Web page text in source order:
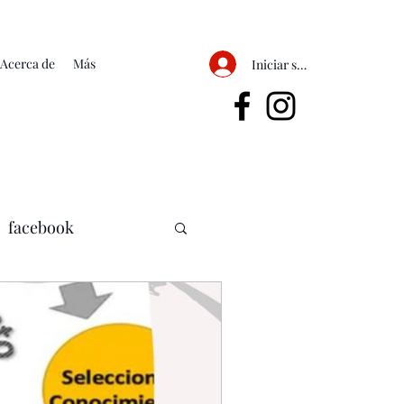
Acerca de Más Iniciar sesión
facebook
mercadotecnia